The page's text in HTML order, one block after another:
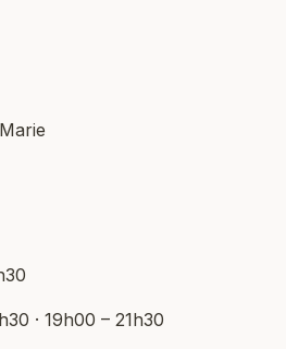
· 19h00 – 21h30